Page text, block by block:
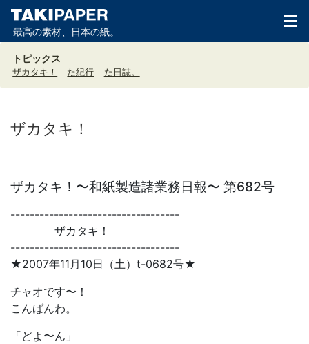
最高の素材、日本の紙。
トピックス
ザカタキ！ た紀行 た日誌。
ザカタキ！
ザカタキ！〜和紙製造諸業務日報〜 第682号
-----------------------------------
ザカタキ！
-----------------------------------
★2007年11月10日（土）t-0682号★
チャオです〜！
こんばんわ。
「どよ〜ん」